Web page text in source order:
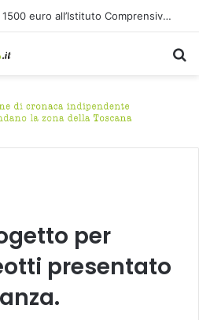
Etna paralizza gli arrivi a Catania: cosa possono fare davvero i passeggeri
per
presentato